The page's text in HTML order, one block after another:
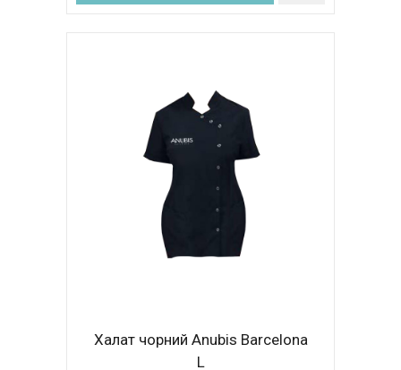
Халат чорний Anubis Barcelona
L